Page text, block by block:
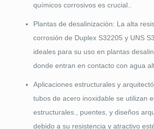
químicos corrosivos es crucial..
Plantas de desalinización: La alta
corrosión de Duplex S32205 y UNS
ideales para su uso en plantas
donde entran en contacto con agua
Aplicaciones estructurales y
tubos de acero inoxidable se utilizan
estructurales., puentes, y diseños
debido a su resistencia y atractivo